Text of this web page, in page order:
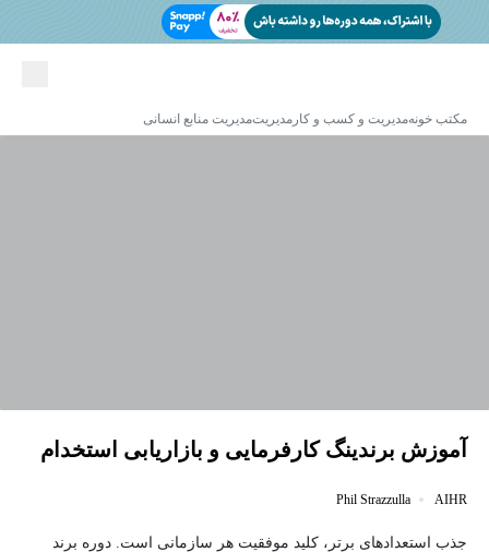
مکتب خونهمدیریت و کسب و کار مدیریتمدیریت منابع انسانی
آموزش برندینگ کارفرمایی و بازاریابی استخدام
AIHR
Phil Strazzulla
جذب استعدادهای برتر، کلید موفقیت هر سازمانی است. دوره برند